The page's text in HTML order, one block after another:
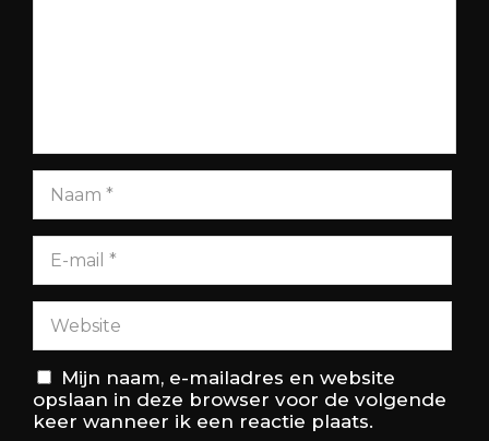
Mijn naam, e-mailadres en website
opslaan in deze browser voor de volgende
keer wanneer ik een reactie plaats.